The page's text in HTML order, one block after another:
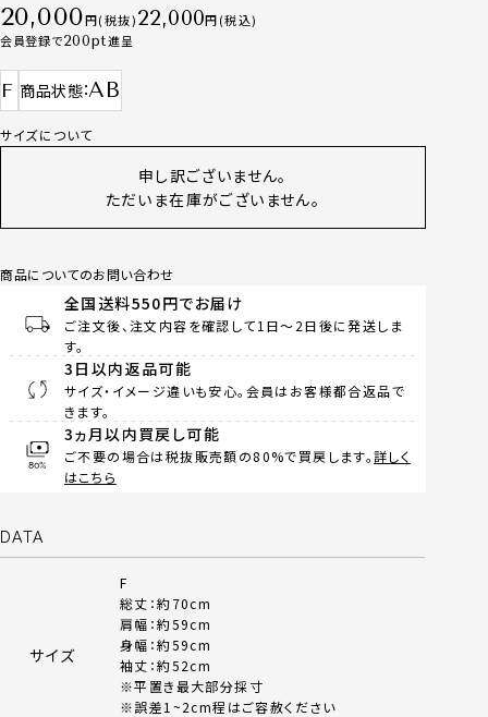
20,000 税抜 22,000
税込
会員登録で200 進呈
F 商品状態 AB
サイズについて
申し訳ございません。
ただいま在庫がございません。
商品についてのお問い合わせ
全国送料550円でお届け
ご注文後、注文内容を確認して1日～2日後に発送しま
す。
3日以内返品可能
サイズ・イメージ違いも安心。会員はお客様都合返品で
きます。
3ヵ月以内買戻し可能
ご不要の場合は税抜販売額の80%で買戻します。詳しく
はこちら
DATA
サイズ
F
総丈：約70cm
肩幅：約59cm
身幅：約59cm
袖丈：約52cm
※平置き最大部分採寸
※誤差1~2cm程はご容赦ください